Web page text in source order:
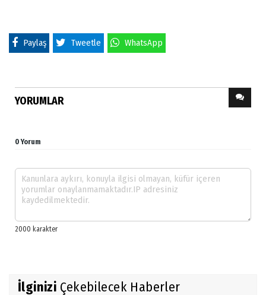
Paylaş Tweetle WhatsApp
YORUMLAR
0 Yorum
İlginizi Çekebilecek Haberler